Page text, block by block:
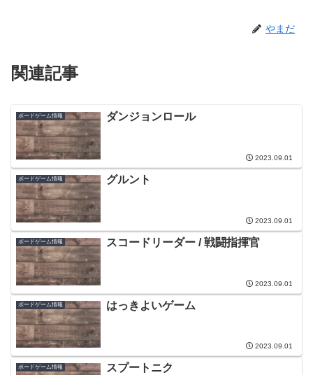
やまだ
関連記事
ボードゲーム情報 ダンジョンロール
2023.09.01
ボードゲーム情報 グルント
2023.09.01
ボードゲーム情報 スコードリーダー / 戦闘指揮官
2023.09.01
ボードゲーム情報 はっきよいゲーム
2023.09.01
ボードゲーム情報 スプートニク